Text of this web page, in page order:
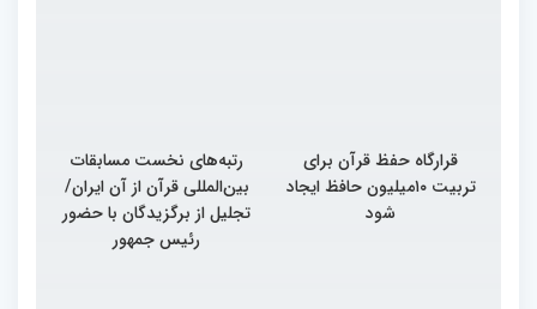
قرارگاه حفظ قرآن برای
تربیت ۱۰میلیون حافظ ایجاد
شود
رتبه‌های نخست مسابقات
بین‌المللی قرآن از آن ایران/
تجلیل از برگزیدگان با حضور
رئیس جمهور